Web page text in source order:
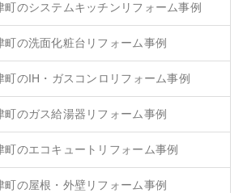
町のシステムキッチンリフォーム事例
町の洗面化粧台リフォーム事例
町のIH・ガスコンロリフォーム事例
町のガス給湯器リフォーム事例
町のエコキュートリフォーム事例
町の屋根・外壁リフォーム事例